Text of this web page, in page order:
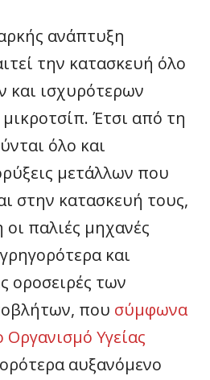
ανάπτυξη
την κατασκευή όλο
και ισχυρότερων
Έτσι από τη
όλο και
μετάλλων που
στην κατασκευή τους,
παλιές μηχανές
και
οροσειρές των
που σύμφωνα
Υγείας
αυξανόμενο